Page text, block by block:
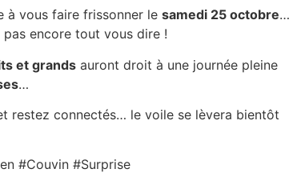
à vous faire frissonner le samedi 25 octobre…
encore tout vous dire !
et grands auront droit à une journée pleine
…
restez connectés… le voile se lèvera bientôt
#Couvin #Surprise